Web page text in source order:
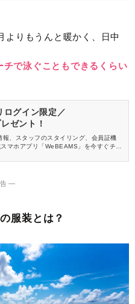
よりもうんと暖かく、日中
で泳ぐこともできるくらい
ログイン限定／
ゼント！
報、スタッフのスタイリング、会員証機
マホアプリ「WeBEAMS」を今すぐチェ
―
服装とは？